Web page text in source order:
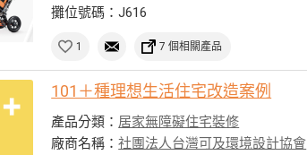
攤位號碼：J616
1 7 個相關產品
101＋種理想生活住宅改造案例
產品分類： 居家無障礙住宅裝修
廠商名稱：社團法人台灣可及環境設計協會